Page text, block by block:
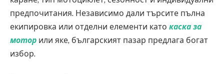
предпочитания. Независимо дали търсите пълна
екипировка или отделни елементи като каска за
мотор или яке, българският пазар предлага богат
избор.